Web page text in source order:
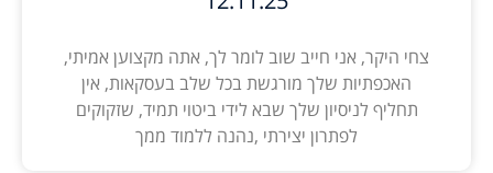
צחי היקר, אני חייב שוב לומר לך, אתה מקצוען אמיתי,
האכפתיות שלך מורגשת בכל שלב בעסקאות, אין
תחליף לניסיון שלך שבא לידי ביטוי תמיד, שזקוקים
לפתרון יצירתי ,נהנה ללמוד ממך